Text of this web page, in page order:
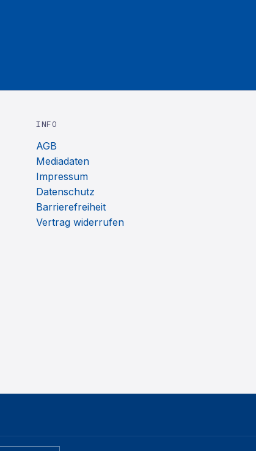
INFO
AGB
Mediadaten
Impressum
Datenschutz
Barrierefreiheit
Vertrag widerrufen